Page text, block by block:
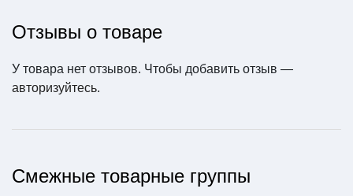
новая универсальная
спрей, 50 мл (Арт. 640
Отзывы о товаре
У товара нет отзывов. Чтобы добавить отзыв —
авторизуйтесь.
Смежные товарные группы